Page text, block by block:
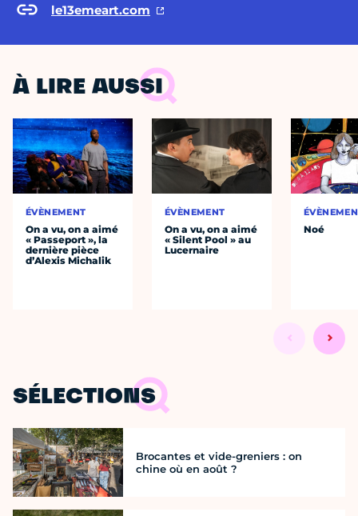
le13emeart.com
À LIRE AUSSI
ÉVÈNEMENT
On a vu, on a aimé
« Passeport », la
dernière pièce
d’Alexis Michalik
ÉVÈNEMENT
On a vu, on a aimé
« Silent Pool » au
Lucernaire
Noé
SÉLECTIONS
Brocantes et vide-greniers : on
chine où en août ?